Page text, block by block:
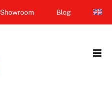
Showroom Blog